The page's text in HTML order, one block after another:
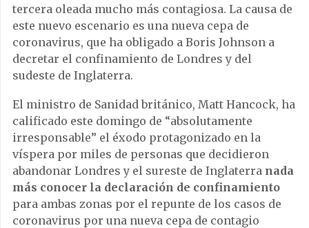
tercera oleada mucho más contagiosa. La causa de
este nuevo escenario es una nueva cepa de
coronavirus, que ha obligado a Boris Johnson a
decretar el confinamiento de Londres y del
sudeste de Inglaterra.
El ministro de Sanidad británico, Matt Hancock, ha
calificado este domingo de “absolutamente
irresponsable” el éxodo protagonizado en la
víspera por miles de personas que decidieron
abandonar Londres y el sureste de Inglaterra nada
más conocer la declaración de confinamiento
para ambas zonas por el repunte de los casos de
coronavirus por una nueva cepa de contagio